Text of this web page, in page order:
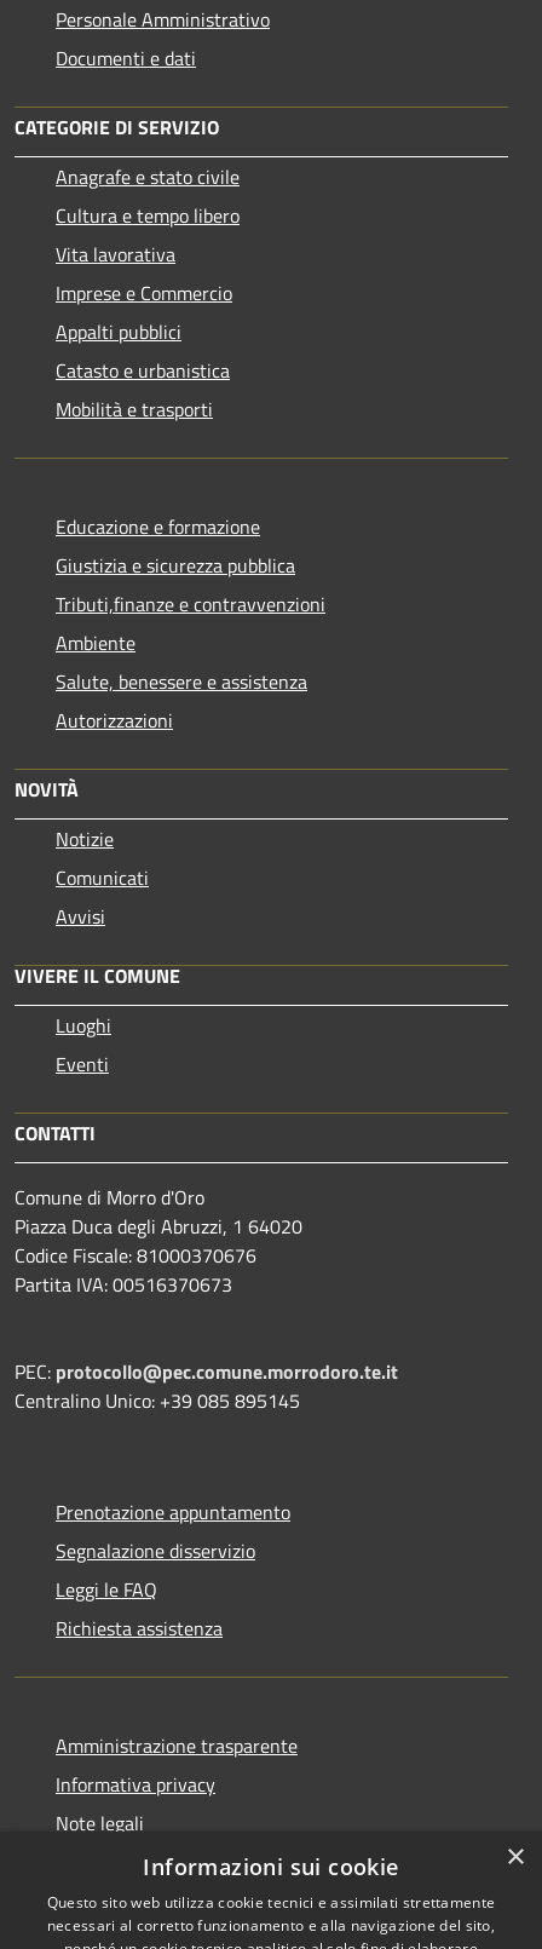
Personale Amministrativo
Documenti e dati
CATEGORIE DI SERVIZIO
Anagrafe e stato civile
Cultura e tempo libero
Vita lavorativa
Imprese e Commercio
Appalti pubblici
Catasto e urbanistica
Mobilità e trasporti
Educazione e formazione
Giustizia e sicurezza pubblica
Tributi,finanze e contravvenzioni
Ambiente
Salute, benessere e assistenza
Autorizzazioni
NOVITÀ
Notizie
Comunicati
Avvisi
VIVERE IL COMUNE
Luoghi
Eventi
CONTATTI
Comune di Morro d'Oro
Piazza Duca degli Abruzzi, 1 64020
Codice Fiscale: 81000370676
Partita IVA: 00516370673
PEC: protocollo@pec.comune.morrodoro.te.it
Centralino Unico: +39 085 895145
Prenotazione appuntamento
Segnalazione disservizio
Leggi le FAQ
Richiesta assistenza
Amministrazione trasparente
Informativa privacy
Note legali
Dichiarazione di accessibilità
×
Informazioni sui cookie
Questo sito web utilizza cookie tecnici e assimilati strettamente
necessari al corretto funzionamento e alla navigazione del sito,